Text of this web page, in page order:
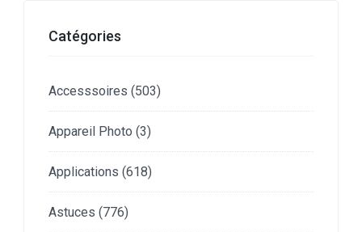
Catégories
Accesssoires (503)
Appareil Photo (3)
Applications (618)
Astuces (776)